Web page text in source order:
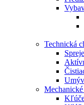
Technická
Spreje